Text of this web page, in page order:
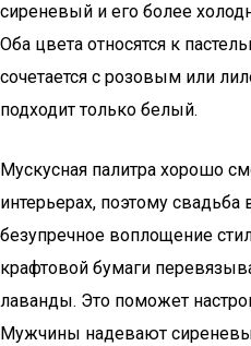
сиреневый и его более
Оба цвета относятся к
сочетается с розовым или
подходит только белый.
Мускусная палитра хорошо
интерьерах, поэтому
безупречное воплощение
крафтовой бумаги
лаванды. Это поможет
Мужчины надевают